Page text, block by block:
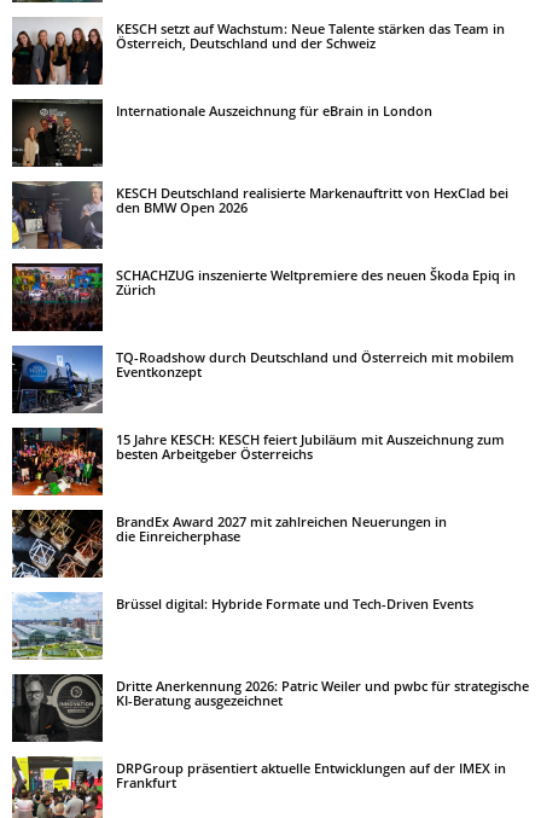
KESCH setzt auf Wachstum: Neue Talente stärken das Team in
Österreich, Deutschland und der Schweiz
Internationale Auszeichnung für eBrain in London
KESCH Deutschland realisierte Markenauftritt von HexClad bei
den BMW Open 2026
SCHACHZUG inszenierte Weltpremiere des neuen Škoda Epiq in
Zürich
TQ-Roadshow durch Deutschland und Österreich mit mobilem
Eventkonzept
15 Jahre KESCH: KESCH feiert Jubiläum mit Auszeichnung zum
besten Arbeitgeber Österreichs
BrandEx Award 2027 mit zahlreichen Neuerungen in
die Einreicherphase
Brüssel digital: Hybride Formate und Tech-Driven Events
Dritte Anerkennung 2026: Patric Weiler und pwbc für strategische
KI-Beratung ausgezeichnet
DRPGroup präsentiert aktuelle Entwicklungen auf der IMEX in
Frankfurt